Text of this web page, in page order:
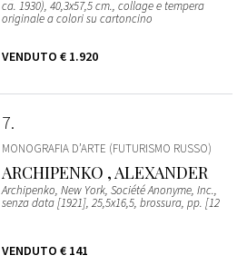
ca. 1930), 40,3x57,5 cm., collage e tempera
originale a colori su cartoncino
VENDUTO € 1.920
7
MONOGRAFIA D’ARTE (FUTURISMO RUSSO)
ARCHIPENKO , ALEXANDER
Archipenko, New York, Société Anonyme, Inc.,
senza data [1921], 25,5x16,5, brossura, pp. [12
VENDUTO € 141